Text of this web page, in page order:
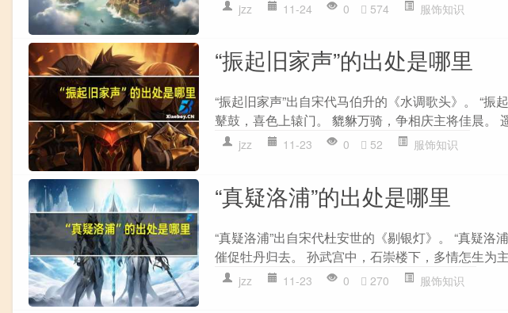
jzz 11-24 0 574 服饰知识
“振起旧家声”的出处是哪里
“振起旧家声”出自宋代马伯升的《水调歌头》。 “振
鼙鼓，喜色上辕门。 貔貅万骑，争相庆主将佳晨。
jzz 11-23 0 52 服饰知识
“真疑洛浦”的出处是哪里
“真疑洛浦”出自宋代杜安世的《剔银灯》。 “真疑洛
催促牡丹归去。 孙武宫中，石崇楼下，多情怎生为
jzz 11-23 0 270 服饰知识